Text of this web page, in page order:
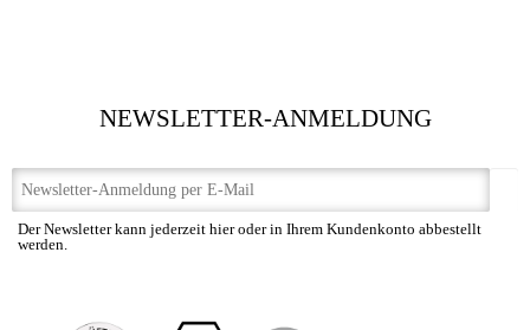
NEWSLETTER-ANMELDUNG
Der Newsletter kann jederzeit hier oder in Ihrem Kundenkonto abbestellt
werden.